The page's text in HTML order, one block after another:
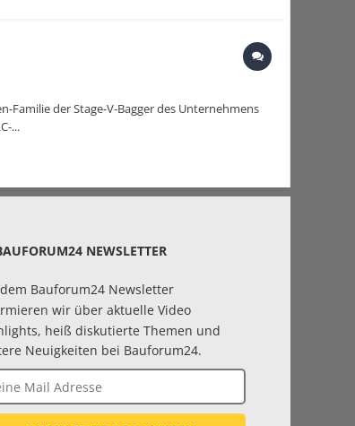
Familie der Stage-V-Bagger des Unternehmens
...
NEWSLETTER
Bauforum24 Newsletter
wir über aktuelle Video
heiß diskutierte Themen und
Neuigkeiten bei Bauforum24.